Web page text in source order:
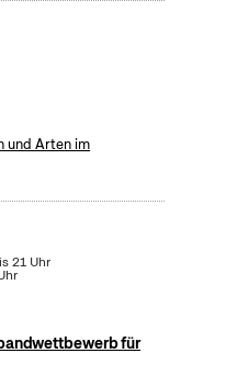
und Arten im
21 Uhr
für